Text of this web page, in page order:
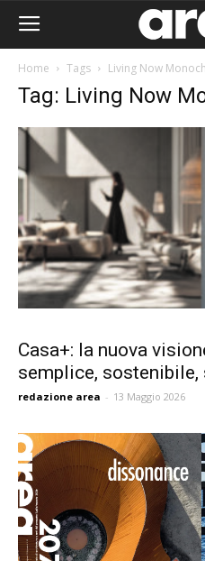
Home Tags Living Now
Tag: Living Now
Casa+: la nuova
semplice, sostenibile,
redazione area - 13 Maggio 2026